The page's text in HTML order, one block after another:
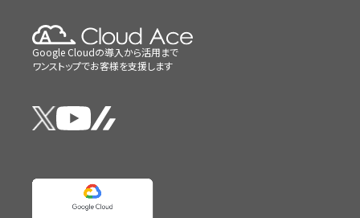
Google Cloudの導入から活用まで
ワンストップでお客様を支援します